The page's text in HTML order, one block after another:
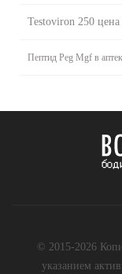
Testoviron 250
Пептид Peg Mgf в
© 2015-2026
указанием